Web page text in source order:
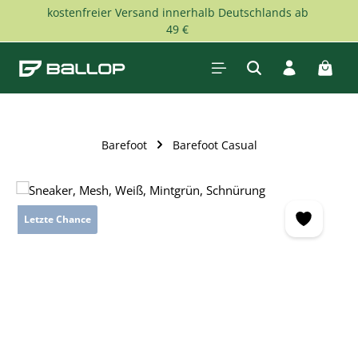
Zum Hauptinhalt springen
kostenfreier Versand innerhalb Deutschlands ab
49 €
Barefoot Barefoot Casual
Bildergalerie überspringen
Letzte Chance